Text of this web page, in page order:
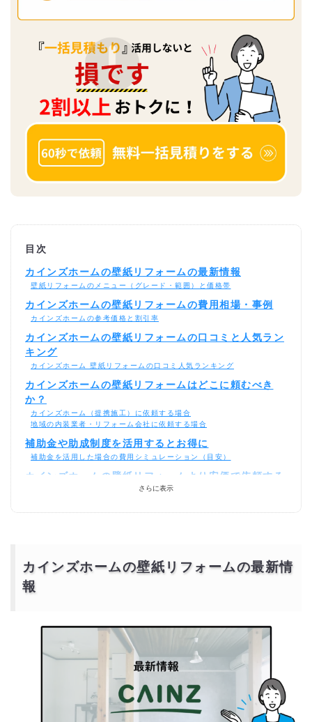
目次
カインズホームの壁紙リフォームの最新情報
壁紙リフォームのメニュー（グレード・範囲）と価格帯
カインズホームの壁紙リフォームの費用相場・事例
カインズホームの参考価格と割引率
カインズホームの壁紙リフォームの口コミと人気ラン
キング
カインズホーム 壁紙リフォームの口コミ人気ランキング
カインズホームの壁紙リフォームはどこに頼むべき
か？
カインズホーム（提携施工）に依頼する場合
地域の内装業者・リフォーム会社に依頼する場合
補助金や助成制度を活用するとお得に
補助金を活用した場合の費用シミュレーション（目安）
カインズホームの壁紙リフォームより安価で依頼する
さらに表示
カインズホームの壁紙リフォームの最新情
報